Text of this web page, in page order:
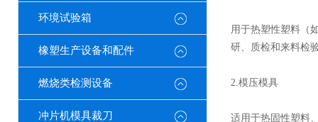
环境试验箱
橡塑生产设备和配件
燃烧类检测设备
冲片机模具裁刀
用于热塑性塑料（
研、质检和来料检
2.模压模具
适用于热固性塑料